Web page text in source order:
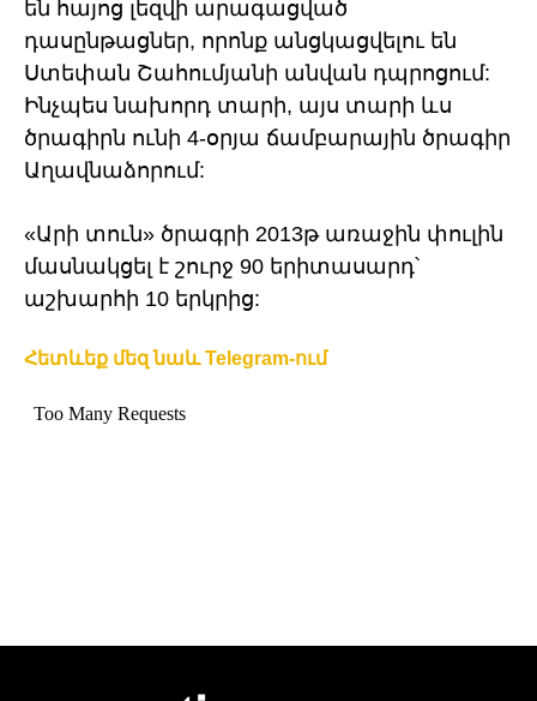
են հայոց լեզվի արագացված
դասընթացներ, որոնք անցկացվելու են
Ստեփան Շահումյանի անվան դպրոցում:
Ինչպես նախորդ տարի, այս տարի ևս
ծրագիրն ունի 4-օրյա ճամբարային ծրագիր
Աղավնաձորում:
«Արի տուն» ծրագրի 2013թ առաջին փուլին
մասնակցել է շուրջ 90 երիտասարդ՝
աշխարհի 10 երկրից:
Հետևեք մեզ նաև Telegram-ում